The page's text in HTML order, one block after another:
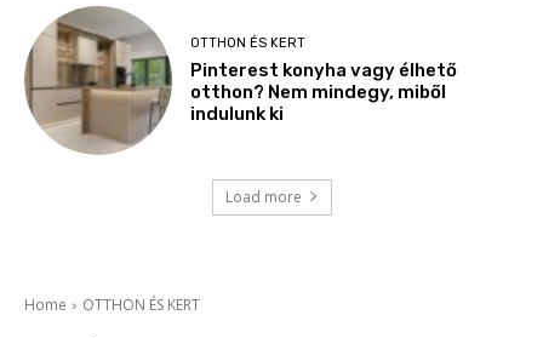
OTTHON ÉS KERT
Pinterest konyha vagy élhető
otthon? Nem mindegy, miből
indulunk ki
Load more